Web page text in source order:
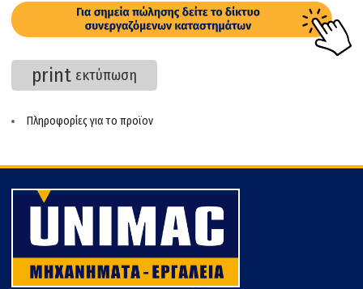
print εκτύπωση
Πληροφορίες για το προϊον